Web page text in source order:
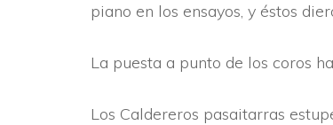
piano en los ensayos, y éstos
La puesta a punto de los coros
Los Caldereros pasaitarras